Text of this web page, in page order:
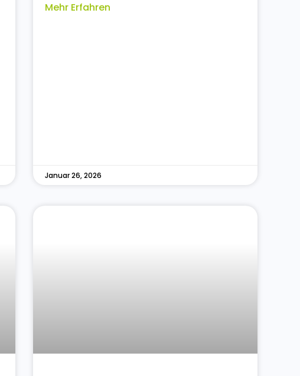
Mehr Erfahren
Januar 26, 2026